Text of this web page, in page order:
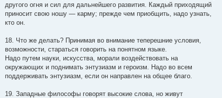
другого огня и сил для дальнейшего развития. Каждый приходящий
приносит свою ношу — карму; прежде чем приобщить, надо узнать,
кто он.
18. Что же делать? Принимая во внимание теперешние условия,
возможности, стараться говорить на понятном языке.
Надо путем науки, искусства, морали воздействовать на
окружающих и поднимать энтузиазм и героизм. Надо во всем
поддерживать энтузиазм, если он направлен на общее благо.
19. Западные философы говорят высокие слова, но живут